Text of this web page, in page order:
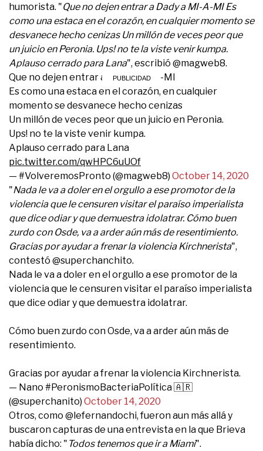
humorista. "Que no dejen entrar a Dady a MI-A-MI Es
como una estaca en el corazón, en cualquier momento se
desvanece hecho cenizas Un millón de veces peor que
un juicio en Peronia. Ups! no te la viste venir kumpa.
Aplauso cerrado para Lana", escribió @magweb8.
Que no dejen entrar a Dady a MI-A-MI
Es como una estaca en el corazón, en cualquier
momento se desvanece hecho cenizas
Un millón de veces peor que un juicio en Peronia.
Ups! no te la viste venir kumpa.
Aplauso cerrado para Lana
pic.twitter.com/qwHPC6uUOf
— #VolveremosPronto (@magweb8) October 14, 2020
"Nada le va a doler en el orgullo a ese promotor de la
violencia que le censuren visitar el paraíso imperialista
que dice odiar y que demuestra idolatrar. Cómo buen
zurdo con Osde, va a arder aún más de resentimiento.
Gracias por ayudar a frenar la violencia Kirchnerista",
contestó @superchanchito.
Nada le va a doler en el orgullo a ese promotor de la
violencia que le censuren visitar el paraíso imperialista
que dice odiar y que demuestra idolatrar.
Cómo buen zurdo con Osde, va a arder aún más de
resentimiento.
Gracias por ayudar a frenar la violencia Kirchnerista.
— Nano #PeronismoBacteriaPolítica 🇦🇷
(@superchanito) October 14, 2020
Otros, como @lefernandochi, fueron aun más allá y
buscaron capturas de una entrevista en la que Brieva
había dicho: " Todos tenemos que ir a Miami".